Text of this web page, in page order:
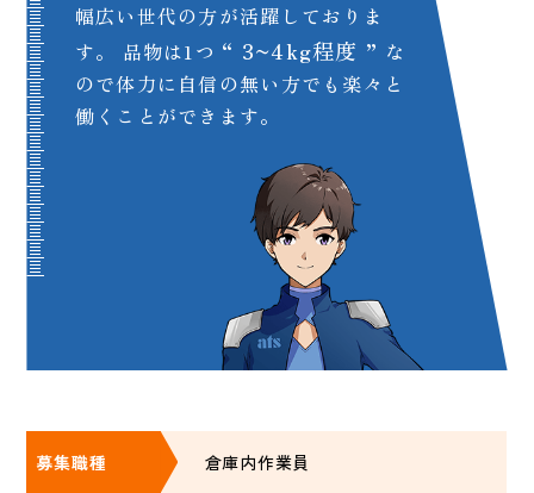
幅広い世代の方が活躍しておりま
す。
品物は1つ “ 3~4kg程度 ” な
ので体力に自信の無い方でも楽々と
働くことができます。
募集職種 倉庫内作業員